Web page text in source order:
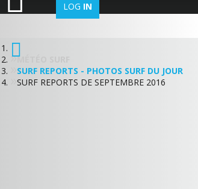
LOG IN
MÉTÉO SURF
SURF REPORTS - PHOTOS SURF DU JOUR
SURF REPORTS DE SEPTEMBRE 2016